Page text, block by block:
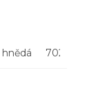
7021 -